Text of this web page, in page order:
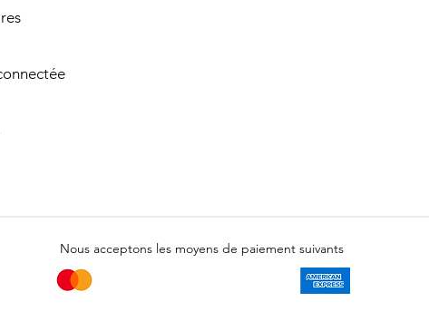
Nous acceptons les moyens de paiement suivants